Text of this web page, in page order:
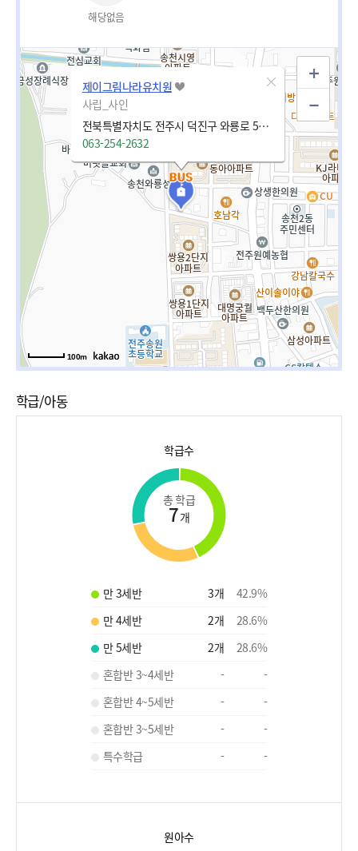
해당없음
제이그림나라유치원
사립_사인
전북특별자치도 전주시 덕진구 와룡로 58-3
063-254-2632
100m
학급/아동
학급수
총 학급
7개
만 3세반 3개 42.9%
만 4세반
2개 28.6%
만 5세반
2개 28.6%
혼합반 3~4세반
-
-
혼합반 4~5세반
-
-
혼합반 3~5세반
-
-
특수학급
- -
원아수